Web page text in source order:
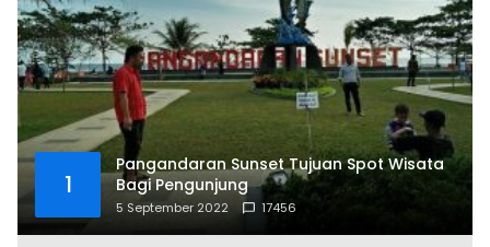
1
Pangandaran Sunset Tujuan Spot Wisata
Bagi Pengunjung
5 September 2022 17456